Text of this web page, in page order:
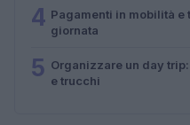
4 Pagamenti in mobilità e
giornata
5 Organizzare un day
e trucchi